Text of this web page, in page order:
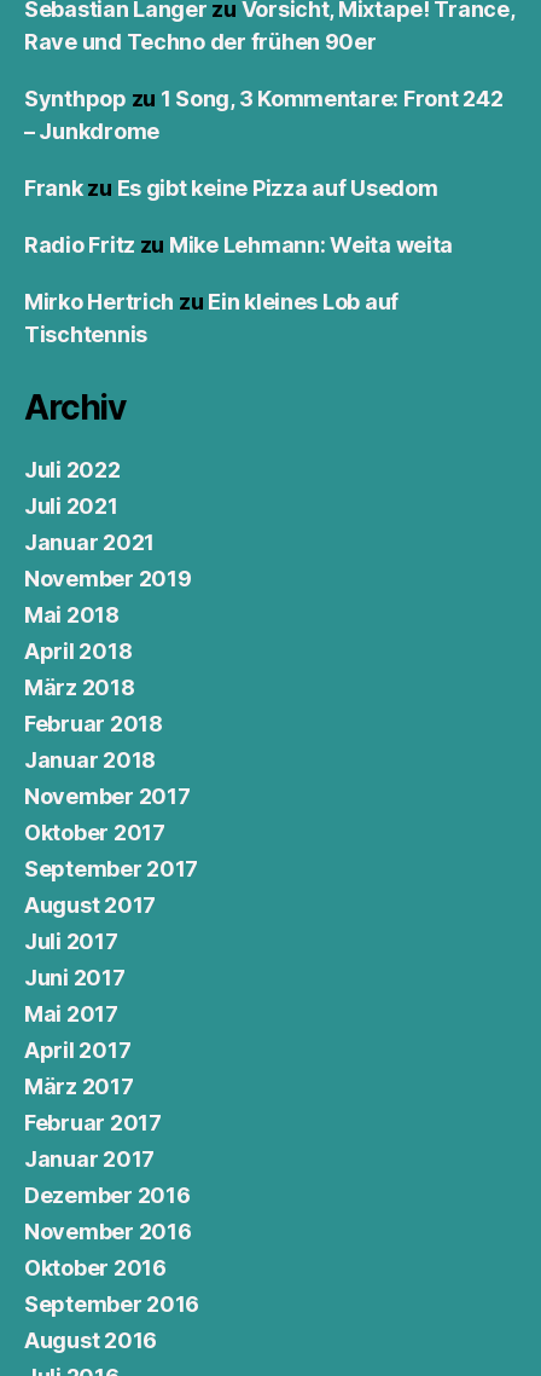
Sebastian Langer zu Vorsicht, Mixtape! Trance,
Rave und Techno der frühen 90er
Synthpop zu 1 Song, 3 Kommentare: Front 242
– Junkdrome
Frankzu Es gibt keine Pizza auf Usedom
Radio Fritz zu Mike Lehmann: Weita weita
Mirko Hertrich zu Ein kleines Lob auf
Tischtennis
Archiv
Juli 2022
Juli 2021
Januar 2021
November 2019
Mai 2018
April 2018
März 2018
Februar 2018
Januar 2018
November 2017
Oktober 2017
September 2017
August 2017
Juli 2017
Juni 2017
Mai 2017
April 2017
März 2017
Februar 2017
Januar 2017
Dezember 2016
November 2016
Oktober 2016
September 2016
August 2016